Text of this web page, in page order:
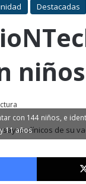
Destacadas
niños
con 144 niños, e
11 años
Facebook